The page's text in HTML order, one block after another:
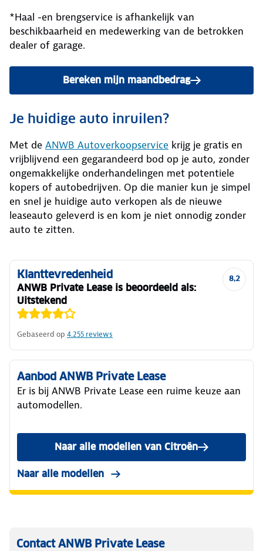
*Haal -en brengservice is afhankelijk van
beschikbaarheid en medewerking van de betrokken
dealer of garage.
Bereken mijn maandbedrag
Je huidige auto inruilen?
Met de ANWB Autoverkoopservice krijg je gratis en
vrijblijvend een gegarandeerd bod op je auto, zonder
ongemakkelijke onderhandelingen met potentiele
kopers of autobedrijven. Op die manier kun je simpel
en snel je huidige auto verkopen als de nieuwe
leaseauto geleverd is en kom je niet onnodig zonder
auto te zitten.
8,2
Klanttevredenheid
ANWB Private Lease is beoordeeld als:
Uitstekend
Gebaseerd op 4.255 reviews
Aanbod ANWB Private Lease
Er is bij ANWB Private Lease een ruime keuze aan
automodellen.
Naar alle modellen van Citroën
Naar alle modellen
Contact ANWB Private Lease